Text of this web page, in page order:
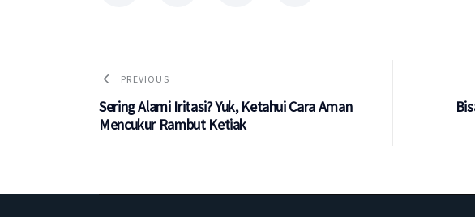
PREVIOUS
Sering Alami Iritasi? Yuk, Ketahui Cara Aman
Mencukur Rambut Ketiak